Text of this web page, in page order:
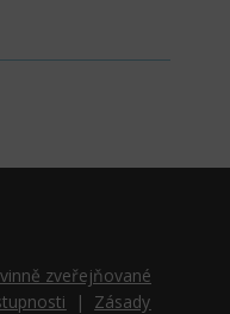
zveřejňované
| Zásady